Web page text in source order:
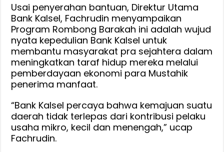
Usai penyerahan bantuan, Direktur Utama
Bank Kalsel, Fachrudin menyampaikan
Program Rombong Barakah ini adalah wujud
nyata kepedulian Bank Kalsel untuk
membantu masyarakat pra sejahtera dalam
meningkatkan taraf hidup mereka melalui
pemberdayaan ekonomi para Mustahik
penerima manfaat.
“Bank Kalsel percaya bahwa kemajuan suatu
daerah tidak terlepas dari kontribusi pelaku
usaha mikro, kecil dan menengah,” ucap
Fachrudin.